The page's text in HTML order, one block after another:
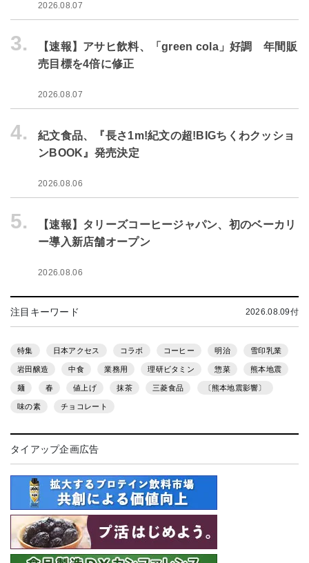
2026.08.07
3.
【速報】アサヒ飲料、「green cola」好調 年間販
売目標を4倍に修正
2026.08.07
4.
紀文食品、『長さ1m!紀文の超!BIGちくわクッショ
ンBOOK』発売決定
2026.08.06
5.
【速報】タリーズコーヒージャパン、初のベーカリ
ー導入新店舗オープン
2026.08.06
注目キーワード 2026.08.09付
特集 日本アクセス コラボ コーヒー 明治 雪印乳業
岩田醸造 中食 業務用 理研ビタミン 惣菜 熊本地震
麺 春 値上げ 抹茶 三菱食品 〔熊本地震影響〕
味の素 チョコレート
タイアップ企画広告